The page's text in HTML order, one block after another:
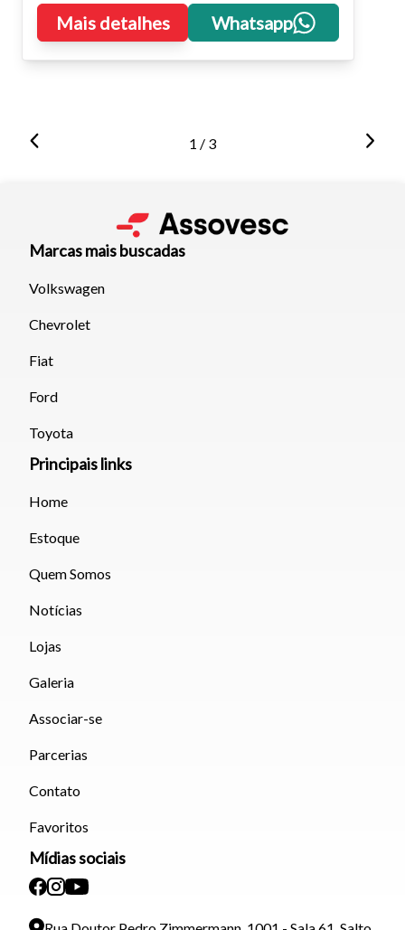
Mais detalhes Whatsapp
1 / 3
Marcas mais buscadas
Volkswagen
Chevrolet
Fiat
Ford
Toyota
Principais links
Home
Estoque
Quem Somos
Notícias
Lojas
Galeria
Associar-se
Parcerias
Contato
Favoritos
Mídias sociais